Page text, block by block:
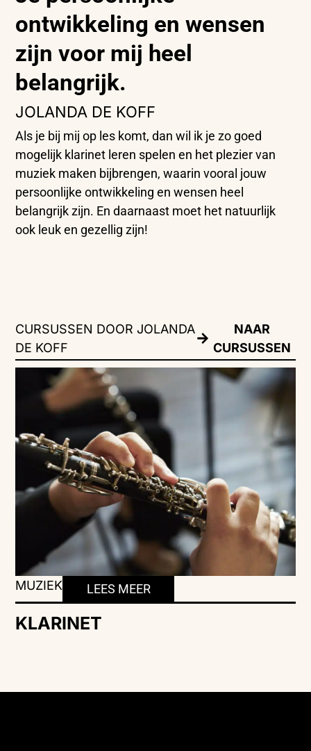
ontwikkeling en wensen
zijn voor mij heel
belangrijk.
JOLANDA DE KOFF
Als je bij mij op les komt, dan wil ik je zo goed
mogelijk klarinet leren spelen en het plezier van
muziek maken bijbrengen, waarin vooral jouw
persoonlijke ontwikkeling en wensen heel
belangrijk zijn. En daarnaast moet het natuurlijk
ook leuk en gezellig zijn!
CURSUSSEN DOOR JOLANDA
DE KOFF
NAAR
CURSUSSEN
MUZIEK LEES MEER
KLARINET